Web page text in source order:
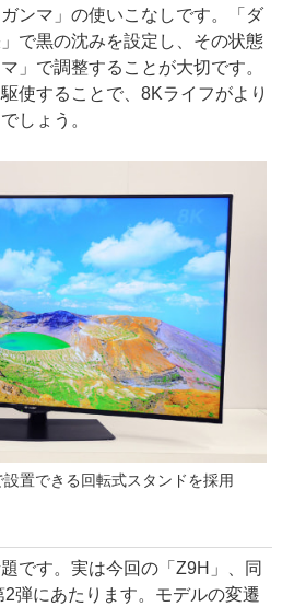
ンマ」の使いこなしです。「ダ
で黒の沈みを設定し、その状態
」で調整することが大切です。
使することで、8Kライフがより
しょう。
置できる回転式スタンドを採用
です。実は今回の「Z9H」、同
弾にあたります。モデルの変遷